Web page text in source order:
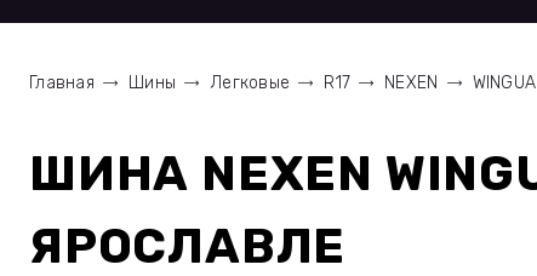
Главная Шины Легковые R17 NEXEN
ШИНА NEXEN
ЯРОСЛАВЛЕ